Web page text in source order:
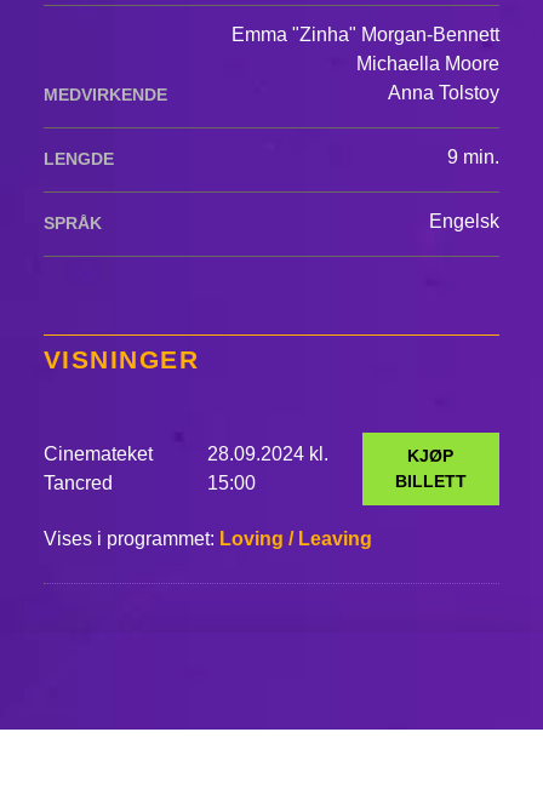
MEDVIRKENDE
Emma "Zinha" Morgan-Bennett
Michaella Moore
Anna Tolstoy
LENGDE 9 min.
SPRÅK Engelsk
VISNINGER
Cinemateket
Tancred
28.09.2024 kl.
15:00
KJØP
BILLETT
Vises i programmet: Loving / Leaving